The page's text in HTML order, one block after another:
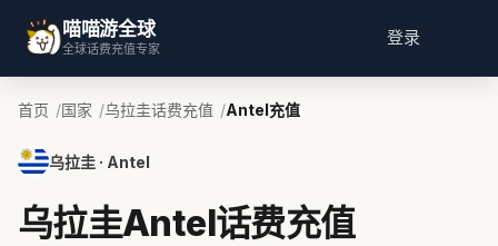
喵喵游全球
全球话费充值专家
登录
首页 国家 乌拉圭话费充值 Antel充值
乌拉圭 · Antel
乌拉圭Antel话费充值